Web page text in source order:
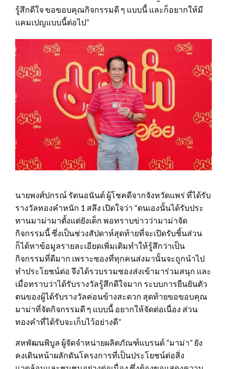
รู้สึกดีใจ ขอขอบคุณกิจกรรมดี ๆ แบบนี้ และก็อยากให้มี
แคมเปญแบบนี้ต่อไป”
นายพงศ์ปกรณ์ รัตนอนันต์ ผู้โชคดีจากจังหวัดแพร่ ที่ได้รับ
รางวัลทองคำหนัก 1 สลึง เปิดใจว่า “ตนเองนั้นได้รับประ
ทานมาม่ามาตั้งแต่ยังเด็ก พอทราบข่าวว่ามาม่าจัด
กิจกรรมนี้ ซึ่งเป็นช่วงสัปดาห์สุดท้ายที่จะเปิดรับชิ้นส่วน
ก็ได้หาข้อมูลรายละเอียดเพิ่มเติมทำให้รู้สึกว่าเป็น
กิจกรรมที่ดีมาก เพราะซองที่ทุกคนส่งมานั้นจะถูกนำไป
ทำประโยชน์ต่อ จึงได้รวบรวมซองส่งเข้ามาร่วมสนุก และ
เมื่อทราบว่าได้รับรางวัลรู้สึกดีใจมาก ระบบการยืนยันตัว
ตนของผู้ได้รับรางวัลค่อนข้างสะดวก สุดท้ายขอขอบคุณ
มาม่าที่จัดกิจกรรมดี ๆ แบบนี้ อยากให้จัดต่อเนื่อง ส่วน
ทองคำที่ได้รับจะเก็บไว้อย่างดี”
สหพัฒนพิบูล ผู้จัดจำหน่ายผลิตภัณฑ์แบรนด์ “มาม่า” ยัง
คงเดินหน้าผลักดันโครงการที่เป็นประโยชน์ต่อสิ่ง